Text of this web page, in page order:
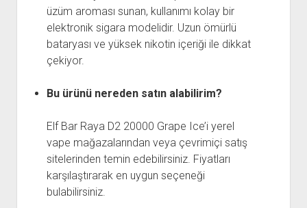
üzüm aroması sunan, kullanımı kolay bir
elektronik sigara modelidir. Uzun ömürlü
bataryası ve yüksek nikotin içeriği ile dikkat
çekiyor.
Bu ürünü nereden satın alabilirim?
Elf Bar Raya D2 20000 Grape Ice’i yerel
vape mağazalarından veya çevrimiçi satış
sitelerinden temin edebilirsiniz. Fiyatları
karşılaştırarak en uygun seçeneği
bulabilirsiniz.